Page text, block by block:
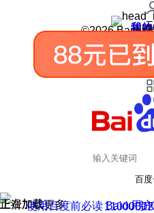
我
我
皮
用
©2026 Baidu
百
正在加载
上滑加载更多 用
使用百度前必读 Baidu 京
京公网安备